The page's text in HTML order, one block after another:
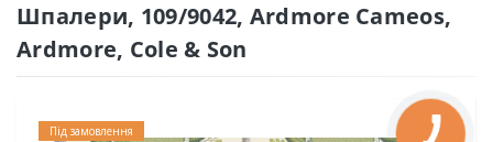
Шпалери, 109/9042, Ardmore Cameos,
Ardmore, Cole & Son
Під замовлення